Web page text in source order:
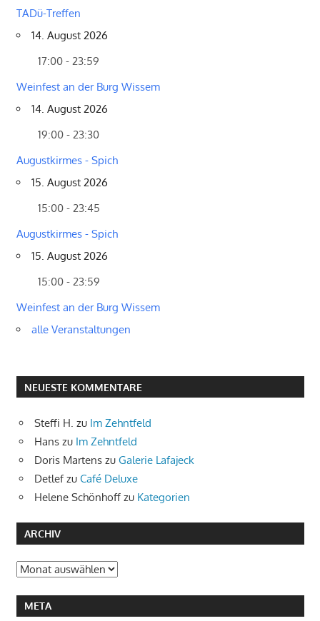
TADü-Treffen
14. August 2026
17:00 - 23:59
Weinfest an der Burg Wissem
14. August 2026
19:00 - 23:30
Augustkirmes - Spich
15. August 2026
15:00 - 23:45
Augustkirmes - Spich
15. August 2026
15:00 - 23:59
Weinfest an der Burg Wissem
alle Veranstaltungen
NEUESTE KOMMENTARE
Steffi H. zu Im Zehntfeld
Hans zu Im Zehntfeld
Doris Martens zu Galerie Lafajeck
Detlefzu Café Deluxe
Helene Schönhoff zu Kategorien
ARCHIV
Archiv
META